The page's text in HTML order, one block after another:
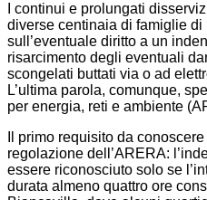
I continui e prolungati
diverse centinaia di famiglie
sull’eventuale diritto a un
risarcimento degli eventuali
scongelati buttati via o ad
L’ultima parola, comunque,
per energia, reti e ambiente
Il primo requisito da
regolazione dell’ARERA:
essere riconosciuto solo se
durata almeno quattro ore